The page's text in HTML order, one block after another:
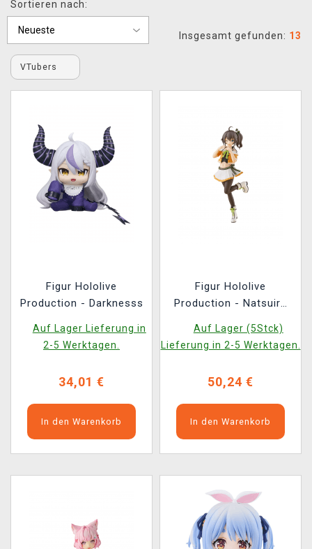
XZONE CLUB
Sortieren nach:
Insgesamt gefunden: 13
VTubers
Figur Hololive
Production - Darknesss
Auf Lager Lieferung in
2-5 Werktagen.
34,01 €
In den Warenkorb
Figur Hololive
Production - Natsuiro
Company)
Auf Lager (5Stck)
Lieferung in 2-5 Werktagen.
50,24 €
In den Warenkorb